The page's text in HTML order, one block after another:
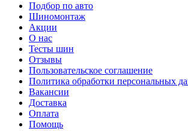
Подбор по авто
Шиномонтаж
Акции
О нас
Тесты шин
Отзывы
Пользовательское соглашение
Политика обработки персональных
Вакансии
Доставка
Оплата
Помощь